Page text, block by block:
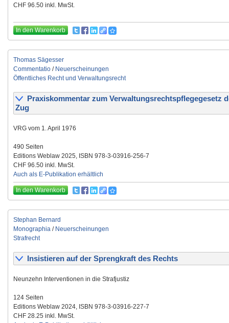
CHF 96.50 inkl. MwSt.
In den Warenkorb
Thomas Sägesser
Commentatio / Neuerscheinungen
Öffentliches Recht und Verwaltungsrecht
Praxiskommentar zum Verwaltungsrechtspflegegesetz
Zug
VRG vom 1. April 1976
490 Seiten
Editions Weblaw 2025, ISBN 978-3-03916-256-7
CHF 96.50 inkl. MwSt.
Auch als E-Publikation erhältlich
In den Warenkorb
Stephan Bernard
Monographia / Neuerscheinungen
Strafrecht
Insistieren auf der Sprengkraft des Rechts
Neunzehn Interventionen in die Strafjustiz
124 Seiten
Editions Weblaw 2024, ISBN 978-3-03916-227-7
CHF 28.25 inkl. MwSt.